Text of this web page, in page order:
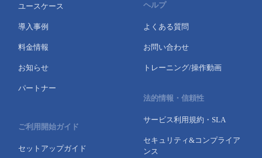
ユースケース
導入事例
料金情報
お知らせ
パートナー
ご利用開始ガイド
セットアップガイド
ヘルプ
よくある質問
お問い合わせ
トレーニング/操作動画
法的情報・信頼性
サービス利用規約・SLA
セキュリティ&コンプライア
ンス